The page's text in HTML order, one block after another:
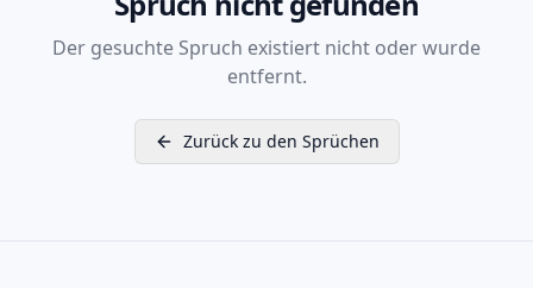
Der gesuchte Spruch existiert nicht oder wurde
entfernt.
Zurück zu den Sprüchen